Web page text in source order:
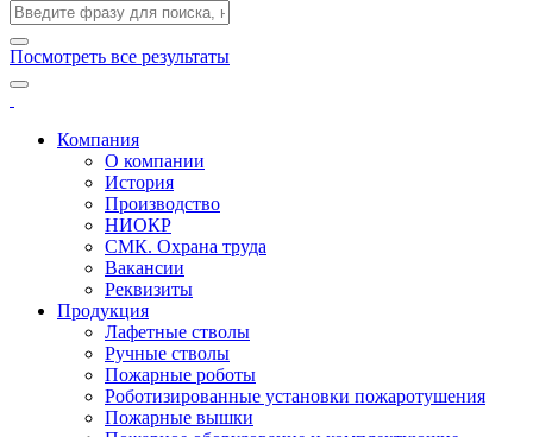
Посмотреть все результаты
Компания
О компании
История
Производство
НИОКР
СМК. Охрана труда
Вакансии
Реквизиты
Продукция
Лафетные стволы
Ручные стволы
Пожарные роботы
Роботизированные установки пожаротушения
Пожарные вышки